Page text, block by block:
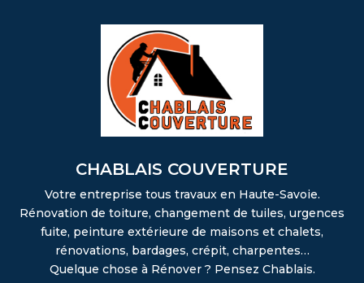
CHABLAIS COUVERTURE
Votre entreprise tous travaux en Haute-Savoie.
Rénovation de toiture, changement de tuiles, urgences
fuite, peinture extérieure de maisons et chalets,
rénovations, bardages, crépit, charpentes…
Quelque chose à Rénover ? Pensez Chablais.